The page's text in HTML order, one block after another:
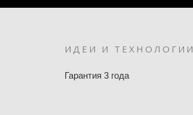
ИДЕИ И ТЕХНОЛОГИИ
Гарантия 3 года